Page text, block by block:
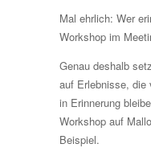
Mal ehrlich: Wer
Workshop im
Genau deshalb
auf Erlebnisse, die
in Erinnerung
Workshop auf
Beispiel.